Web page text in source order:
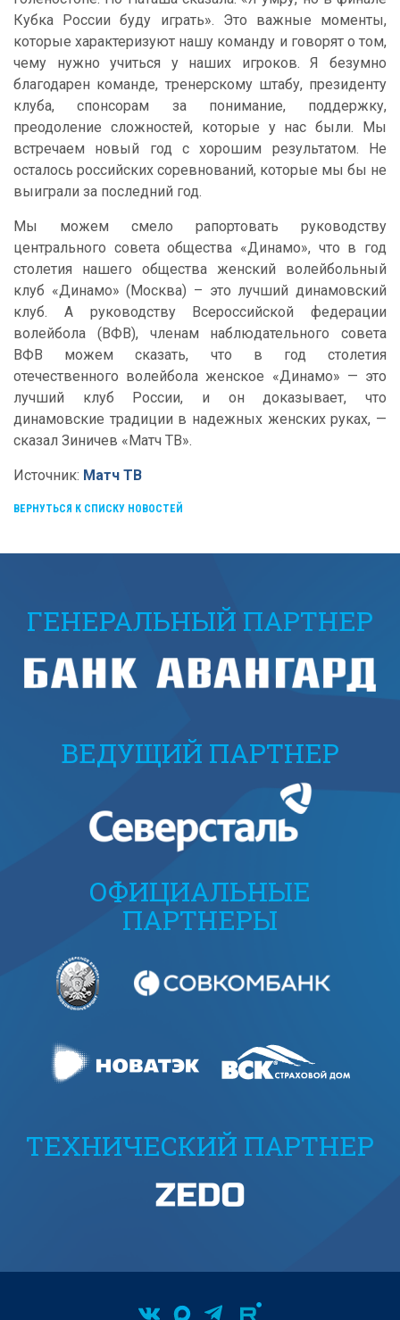
Кубка России буду играть». Это важные моменты,
которые характеризуют нашу команду и говорят о том,
чему нужно учиться у наших игроков. Я безумно
благодарен команде, тренерскому штабу, президенту
клуба, спонсорам за понимание, поддержку,
преодоление сложностей, которые у нас были. Мы
встречаем новый год с хорошим результатом. Не
осталось российских соревнований, которые мы бы не
выиграли за последний год.
Мы можем смело рапортовать руководству
центрального совета общества «Динамо», что в год
столетия нашего общества женский волейбольный
клуб «Динамо» (Москва) – это лучший динамовский
клуб. А руководству Всероссийской федерации
волейбола (ВФВ), членам наблюдательного совета
ВФВ можем сказать, что в год столетия
отечественного волейбола женское «Динамо» — это
лучший клуб России, и он доказывает, что
динамовские традиции в надежных женских руках, —
сказал Зиничев «Матч ТВ».
Источник: Матч ТВ
ВЕРНУТЬСЯ К СПИСКУ НОВОСТЕЙ
ГЕНЕРАЛЬНЫЙ ПАРТНЕР
ВЕДУЩИЙ ПАРТНЕР
ОФИЦИАЛЬНЫЕ
ПАРТНЕРЫ
ТЕХНИЧЕСКИЙ ПАРТНЕР